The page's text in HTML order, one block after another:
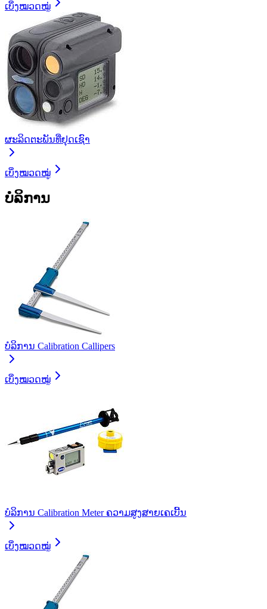
ເບິ່ງໝວດໝູ່
ຜະລິດຕະພັນທີ່ຢຸດເຊົາ
ເບິ່ງໝວດໝູ່
ບໍລິການ
ບໍລິການ Calibration Callipers
ເບິ່ງໝວດໝູ່
ບໍລິການ Calibration Meter ຄວາມສູງສາຍເຄເບີ້ນ
ເບິ່ງໝວດໝູ່